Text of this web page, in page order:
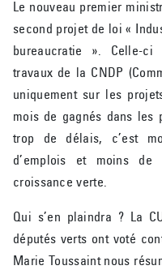
Le nouveau premier
second projet de loi «
bureaucratie ». Celle-
travaux de la CNDP
uniquement sur les
mois de gagnés dans les
trop de délais, c’est
d’emplois et moins de
croissance verte.
Qui s’en plaindra ? La
députés verts ont voté
Marie Toussaint nous